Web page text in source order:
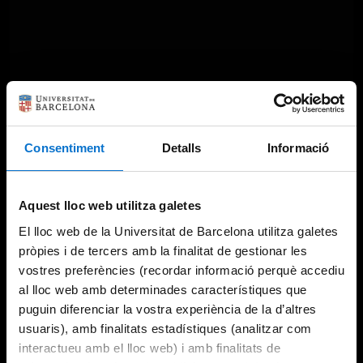
Consentiment Detalls Informació
Aquest lloc web utilitza galetes
El lloc web de la Universitat de Barcelona utilitza galetes
pròpies i de tercers amb la finalitat de gestionar les
vostres preferències (recordar informació perquè accediu
al lloc web amb determinades característiques que
puguin diferenciar la vostra experiència de la d’altres
usuaris), amb finalitats estadístiques (analitzar com
interactueu amb el lloc web) i amb finalitats de